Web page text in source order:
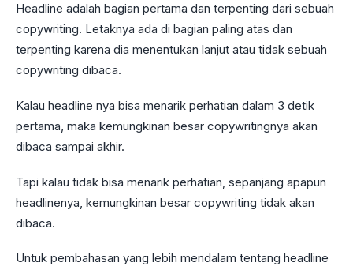
Headline adalah bagian pertama dan terpenting dari sebuah
copywriting. Letaknya ada di bagian paling atas dan
terpenting karena dia menentukan lanjut atau tidak sebuah
copywriting dibaca.
Kalau headline nya bisa menarik perhatian dalam 3 detik
pertama, maka kemungkinan besar copywritingnya akan
dibaca sampai akhir.
Tapi kalau tidak bisa menarik perhatian, sepanjang apapun
headlinenya, kemungkinan besar copywriting tidak akan
dibaca.
Untuk pembahasan yang lebih mendalam tentang headline